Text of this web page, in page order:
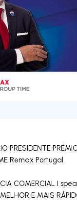
PRESIDENTE
Remax Portugal
COMERCIAL I
E MAIS